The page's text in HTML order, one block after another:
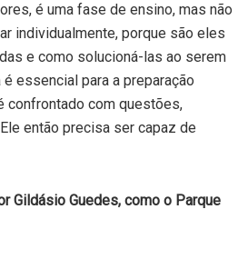
é uma fase de ensino, mas não
individualmente, porque são eles
e como solucioná-las ao serem
essencial para a preparação
confrontado com questões,
então precisa ser capaz de
Gildásio Guedes, como o Parque